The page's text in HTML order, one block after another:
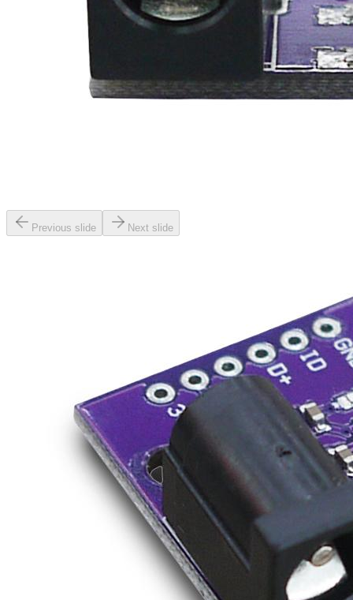
Previous slide Next slide